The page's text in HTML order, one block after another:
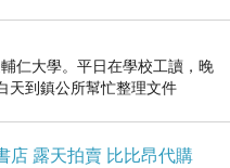
黃美清（預測）\《血
吳里璐（預測）\《血
仁大學。平日在學校工讀，晚
天到鎮公所幫忙整理文件
店 露天拍賣 比比昂代購